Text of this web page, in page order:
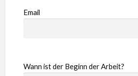
Email
Wann ist der Beginn der Arbeit?